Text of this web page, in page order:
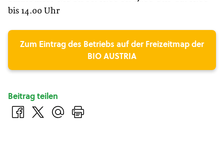
bis 14.00 Uhr
Zum Eintrag des Betriebs auf der Freizeitmap der
BIO AUSTRIA
Beitrag teilen